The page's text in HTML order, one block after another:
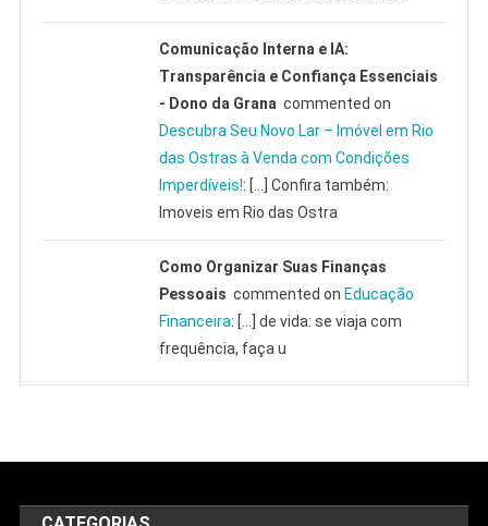
Comunicação Interna e IA:
Transparência e Confiança Essenciais
- Dono da Grana commented on
Descubra Seu Novo Lar – Imóvel em Rio
das Ostras à Venda com Condições
Imperdíveis!: […] Confira também:
Imoveis em Rio das Ostra
Como Organizar Suas Finanças
Pessoais commented on Educação
Financeira: […] de vida: se viaja com
frequência, faça u